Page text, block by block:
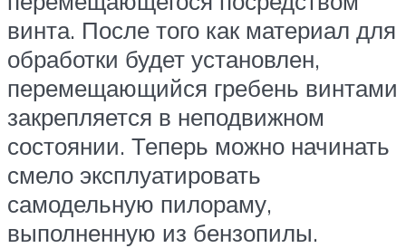
винта. После того как материал для
обработки будет установлен,
перемещающийся гребень винтами
закрепляется в неподвижном
состоянии. Теперь можно начинать
смело эксплуатировать
самодельную пилораму,
выполненную из бензопилы.